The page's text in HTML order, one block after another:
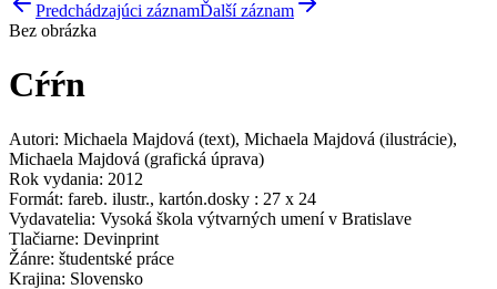
Predchádzajúci záznamĎalší záznam
Bez obrázka
Cŕŕn
Autori: Michaela Majdová (text), Michaela Majdová (ilustrácie),
Michaela Majdová (grafická úprava)
Rok vydania: 2012
Formát: fareb. ilustr., kartón.dosky : 27 x 24
Vydavatelia: Vysoká škola výtvarných umení v Bratislave
Tlačiarne: Devinprint
Žánre: študentské práce
Krajina: Slovensko